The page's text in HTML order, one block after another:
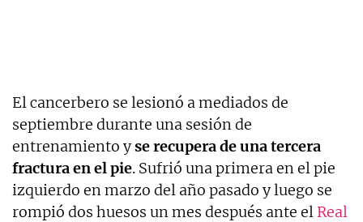
El cancerbero se lesionó a mediados de
septiembre durante una sesión de
entrenamiento yse recupera de una tercera
fractura en el pie. Sufrió una primera en el pie
izquierdo en marzo del año pasado y luego se
rompió dos huesos un mes después ante el Real